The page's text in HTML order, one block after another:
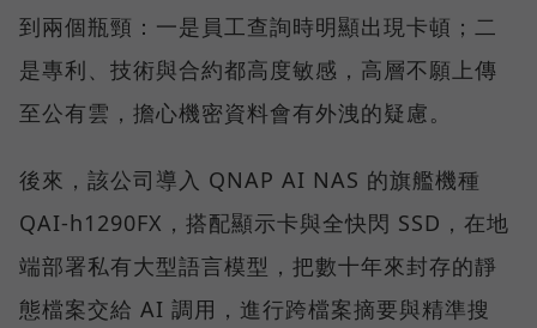
到兩個瓶頸：一是員工查詢時明顯出現卡頓；二
是專利、技術與合約都高度敏感，高層不願上傳
至公有雲，擔心機密資料會有外洩的疑慮。
後來，該公司導入 QNAP AI NAS 的旗艦機種
QAI-h1290FX，搭配顯示卡與全快閃 SSD，在地
端部署私有大型語言模型，把數十年來封存的靜
態檔案交給 AI 調用，進行跨檔案摘要與精準搜